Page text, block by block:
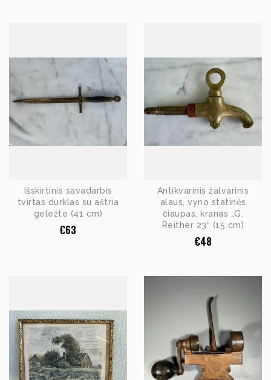
Išskirtinis savadarbis
tvirtas durklas su aštria
geležte (41 cm)
€63
Antikvarinis žalvarinis
alaus, vyno statinės
čiaupas, kranas „G.
Reither 23“ (15 cm)
€48